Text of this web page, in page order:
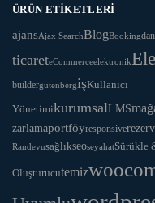
ÜRÜN ETIKETLERI
ajansAjax SearchBlogBooking
ticareteCommerceelektronik
buildergutenbergişKullanıcı
YönetimikurumsalLMS
zarlamaportföyresponsive
RandevusağlıkseoseyahatSürükle
Oluşturucutemiz